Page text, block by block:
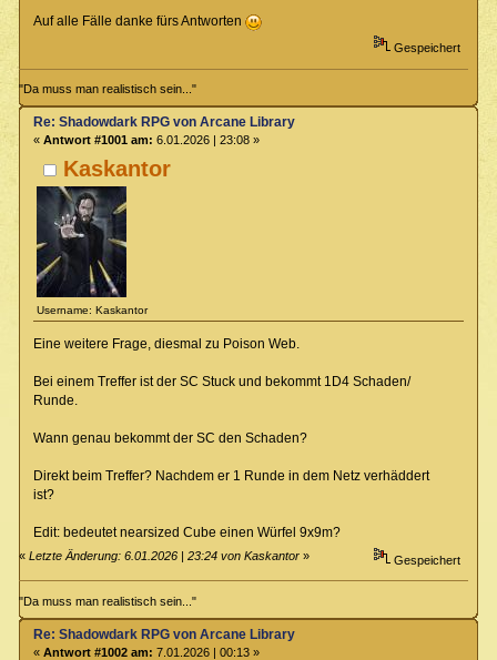
Auf alle Fälle danke fürs Antworten
Gespeichert
"Da muss man realistisch sein..."
Kaskantor
Username: Kaskantor
Re: Shadowdark RPG von Arcane Library
« Antwort #1001 am: 6.01.2026 | 23:08 »
Eine weitere Frage, diesmal zu Poison Web.
Bei einem Treffer ist der SC Stuck und bekommt 1D4 Schaden/
Runde.
Wann genau bekommt der SC den Schaden?
Direkt beim Treffer? Nachdem er 1 Runde in dem Netz verhäddert
ist?
Edit: bedeutet nearsized Cube einen Würfel 9x9m?
«Letzte Änderung: 6.01.2026 | 23:24 von Kaskantor » Gespeichert
"Da muss man realistisch sein..."
Re: Shadowdark RPG von Arcane Library
« Antwort #1002 am: 7.01.2026 | 00:13 »